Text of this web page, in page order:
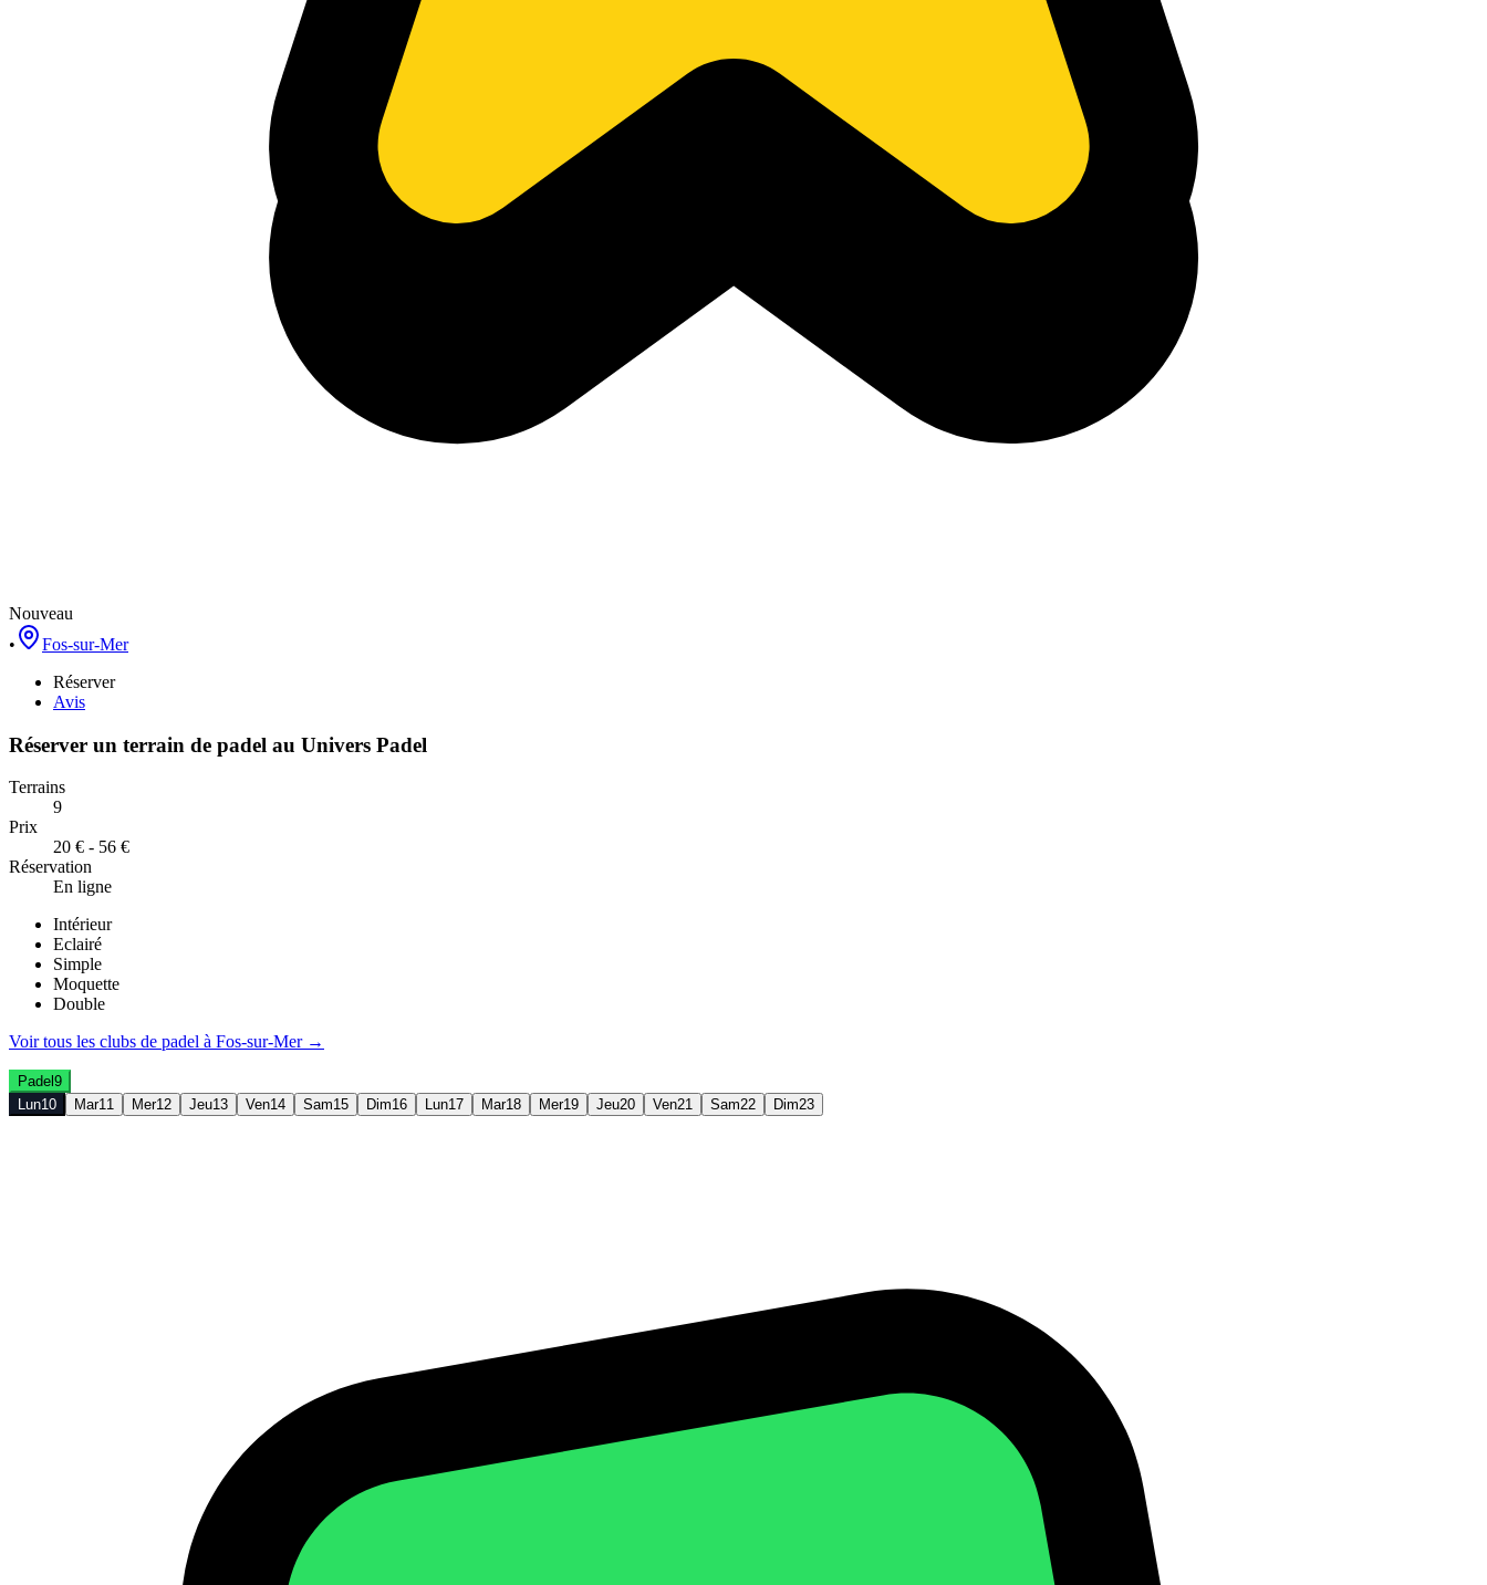
Nouveau
•
Fos-sur-Mer
Réserver
Avis
Réserver un terrain de padel au Univers Padel
Terrains
9
Prix
20 € - 56 €
Réservation
En ligne
Intérieur
Eclairé
Simple
Moquette
Double
Voir tous les clubs de padel à Fos-sur-Mer→
Padel 9
Lun10 Mar11 Mer12 Jeu13 Ven14 Sam15 Dim16 Lun17 Mar18 Mer19 Jeu20 Ven21 Sam22 Dim23